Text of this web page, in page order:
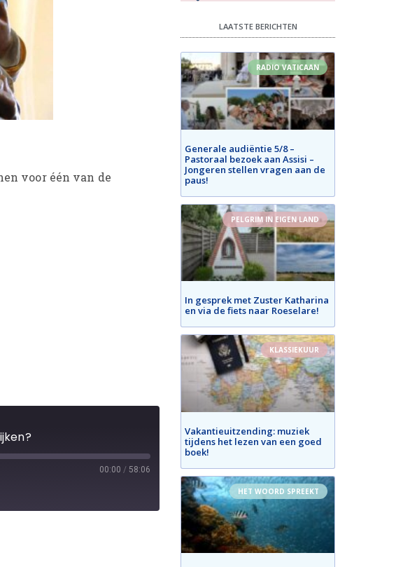
voor één van de
00:00 / 58:06
LAATSTE BERICHTEN
RADIO VATICAAN
Generale audiëntie 5/8 –
Pastoraal bezoek aan Assisi –
Jongeren stellen vragen aan de
paus!
PELGRIM IN EIGEN LAND
In gesprek met Zuster Katharina
en via de fiets naar Roeselare!
KLASSIEKUUR
Vakantieuitzending: muziek
tijdens het lezen van een goed
boek!
HET WOORD SPREEKT